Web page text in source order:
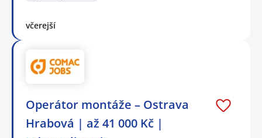
včerejší
Operátor montáže – Ostrava
Hrabová | až 41 000 Kč |